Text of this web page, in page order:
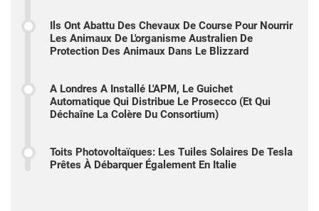
Ils Ont Abattu Des Chevaux De Course Pour Nourrir
Les Animaux De L'organisme Australien De
Protection Des Animaux Dans Le Blizzard
A Londres A Installé L'APM, Le Guichet
Automatique Qui Distribue Le Prosecco (et Qui
Déchaîne La Colère Du Consortium)
Toits Photovoltaïques: Les Tuiles Solaires De Tesla
Prêtes À Débarquer Également En Italie